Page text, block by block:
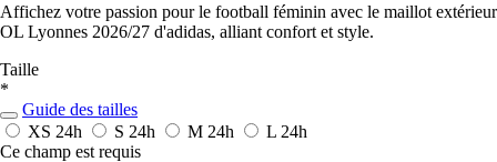
Affichez votre passion pour le football féminin avec le maillot extérieur
OL Lyonnes 2026/27 d'adidas, alliant confort et style.
Taille
*
Guide des tailles
XS 24h S 24h M 24h L 24h
Ce champ est requis